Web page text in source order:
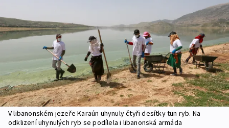
V libanonském jezeře Karaún uhynuly čtyři desítky tun ryb. Na
odklizení uhynulých ryb se podílela i libanonská armáda